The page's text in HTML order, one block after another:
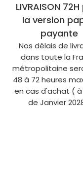
LIVRAISON
la version
payante
Nos délais de
dans toute la
métropolitaine
48 à 72 heures
en cas d'achat (
de Janvier